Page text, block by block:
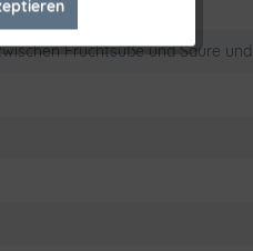
Fruchtsüße und Säure
Inaktiv